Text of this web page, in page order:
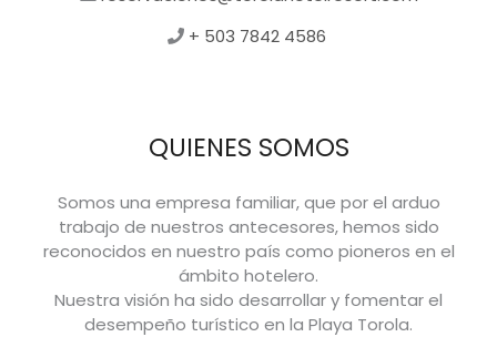
+ 503 7842 4586
QUIENES SOMOS
Somos una empresa familiar, que por el arduo
trabajo de nuestros antecesores, hemos sido
reconocidos en nuestro país como pioneros en el
ámbito hotelero.
Nuestra visión ha sido desarrollar y fomentar el
desempeño turístico en la Playa Torola.